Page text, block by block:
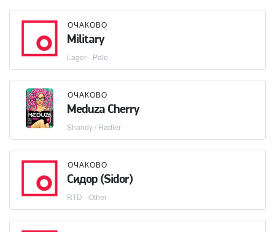
ОЧАКОВО
Military
Lager - Pale
ОЧАКОВО
Meduza Cherry
Shandy / Radler
ОЧАКОВО
Сидор (Sidor)
RTD - Other